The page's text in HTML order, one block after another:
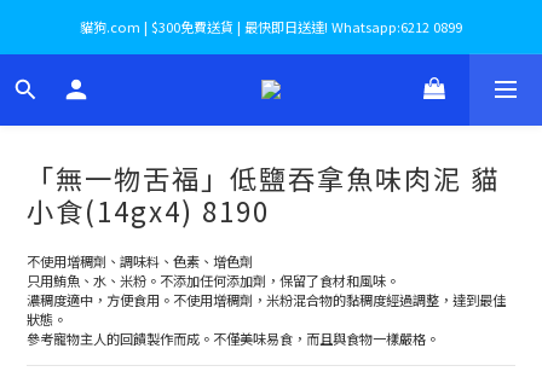
貓狗.com | $300免費送貨 | 最快即日送達! Whatsapp:6212 0899
「無一物舌福」低鹽吞拿魚味肉泥 貓
小食(14gx4) 8190
不使用增稠劑、調味料、色素、增色劑
只用鮪魚、水、米粉。不添加任何添加劑，保留了食材和風味。
濃稠度適中，方便食用。不使用增稠劑，米粉混合物的黏稠度經過調整，達到最佳
狀態。
參考寵物主人的回饋製作而成。不僅美味易食，而且與食物一樣嚴格。